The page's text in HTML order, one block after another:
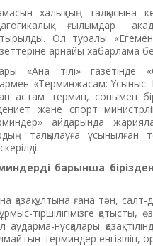
халықтың талқысына
ғылымдар
Ол туралы «Егемен
арнайы хабарлама
«Ана тілі» газетінде
«Терминжасам: Ұсыныс.
астам термин, сонымен
және спорт
айдарында
талқылауға ұсынылған
барынша
қазақ ұлтына ғана тән, салт-
тіршілігімізге қатысты,
нұсқалары қазақ
терминдер енгізіліп,